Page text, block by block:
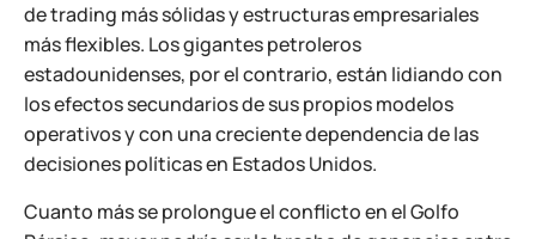
de trading más sólidas y estructuras empresariales
más flexibles. Los gigantes petroleros
estadounidenses, por el contrario, están lidiando con
los efectos secundarios de sus propios modelos
operativos y con una creciente dependencia de las
decisiones políticas en Estados Unidos.
Cuanto más se prolongue el conflicto en el Golfo